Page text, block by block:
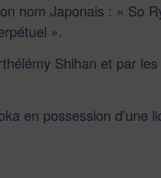
nom Japonais : « So
».
Shihan et par
en possession d’une